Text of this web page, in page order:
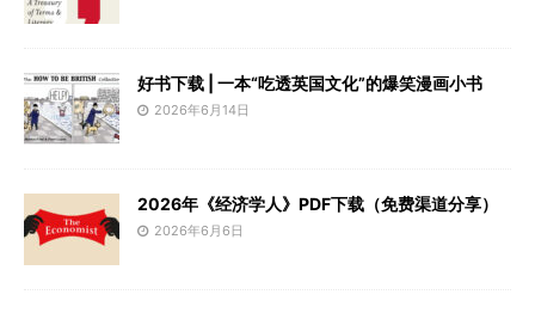
好书下载 | 一本“吃透英国文化”的爆笑漫画小书
2026年6月14日
2026年《经济学人》PDF下载（免费渠道分享）
2026年6月6日